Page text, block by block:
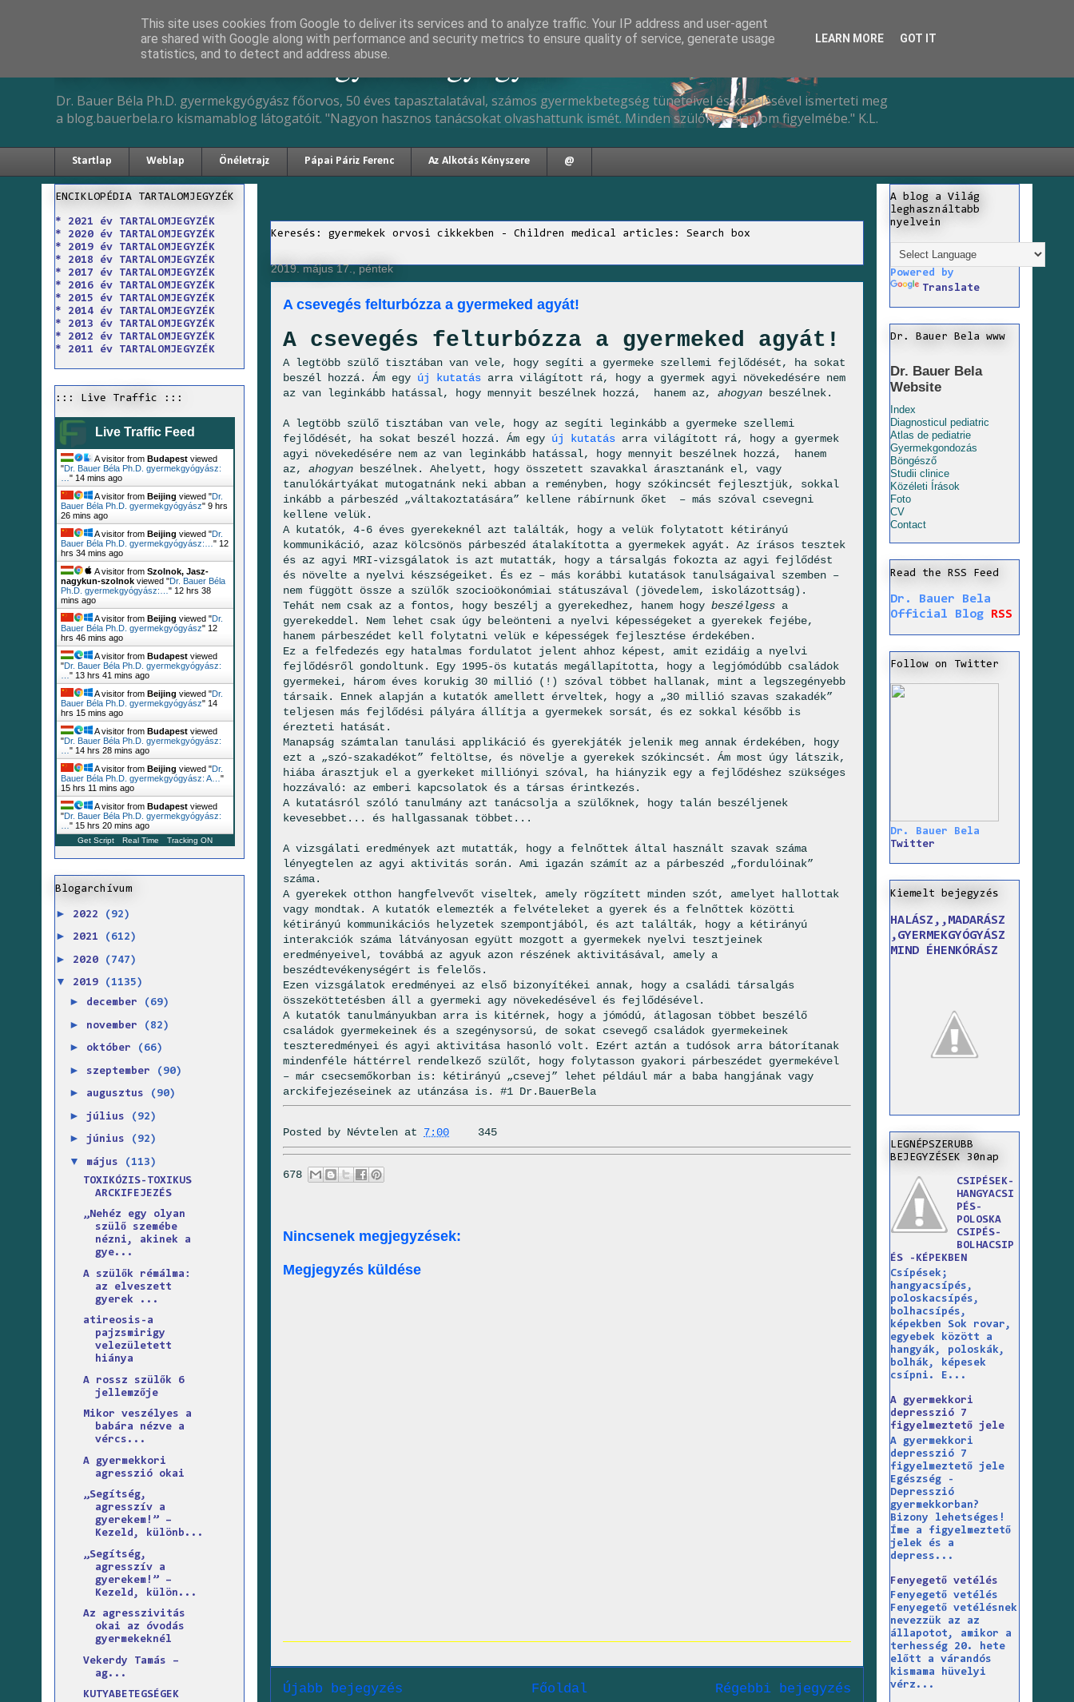
Dr. Bauer Béla Ph.D. gyermekgyógyász
Dr. Bauer Béla Ph.D. gyermekgyógyász főorvos, 50 éves tapasztalatával, számos gyermekbetegség tüneteivel és kezelésével ismerteti meg
a blog.bauerbela.ro kismamablog látogatóit. "Nagyon hasznos tanácsokat olvashattunk ismét. Minden szülőnek ajánlom figyelmébe." K.L.
Startlap Weblap Önéletrajz Pápai Páriz Ferenc Az Alkotás Kényszere @
Keresés: gyermekek orvosi cikkekben - Children medical articles: Search box
2019. május 17., péntek
A csevegés felturbózza a gyermeked agyát!
A csevegés felturbózza a gyermeked agyát!
A legtöbb szülő tisztában van vele, hogy segíti a gyermeke szellemi fejlődését, ha sokat
beszél hozzá. Ám egy új kutatás arra világított rá, hogy a gyermek agyi növekedésére nem
az van leginkább hatással, hogy mennyit beszélnek hozzá, hanem az, ahogyan beszélnek.
A legtöbb szülő tisztában van vele, hogy az segíti leginkább a gyermeke szellemi
fejlődését, ha sokat beszél hozzá. Ám egy új kutatás arra világított rá, hogy a gyermek
agyi növekedésére nem az van leginkább hatással, hogy mennyit beszélnek hozzá, hanem
az, ahogyan
beszélnek. Ahelyett, hogy összetett szavakkal árasztanánk el, vagy
tanulókártyákat mutogatnánk neki abban a reményben, hogy szókincsét fejlesztjük, sokkal
inkább a párbeszéd „váltakoztatására” kellene rábírnunk őket – más szóval csevegni
kellene velük.
A kutatók, 4-6 éves gyerekeknél azt találták, hogy a velük folytatott kétirányú
kommunikáció, azaz kölcsönös párbeszéd átalakította a gyermekek agyát. Az írásos tesztek
és az agyi MRI-vizsgálatok is azt mutatták, hogy a társalgás fokozta az agyi fejlődést
és növelte a nyelvi készségeiket. És ez – más korábbi kutatások tanulságaival szemben –
nem függött össze a szülők szocioökonómiai státuszával (jövedelem, iskolázottság).
Tehát nem csak az a fontos, hogy beszélj a gyerekedhez, hanem hogy beszélgess a
gyerekeddel. Nem lehet csak úgy beleönteni a nyelvi képességeket a gyerekek fejébe,
hanem párbeszédet kell folytatni velük e képességek fejlesztése érdekében.
Ez a felfedezés egy hatalmas fordulatot jelent ahhoz képest, amit ezidáig a nyelvi
fejlődésről gondoltunk. Egy 1995-ös kutatás megállapította, hogy a legjómódúbb családok
gyermekei, három éves korukig 30 millió (!) szóval többet hallanak, mint a legszegényebb
társaik. Ennek alapján a kutatók amellett érveltek, hogy a „30 millió szavas szakadék”
teljesen más fejlődési pályára állítja a gyermekek sorsát, és ez sokkal később is
érezteti hatását.
Manapság számtalan tanulási applikáció és gyerekjáték jelenik meg annak érdekében, hogy
ezt a „szó-szakadékot” feltöltse, és növelje a gyerekek szókincsét. Ám most úgy látszik,
hiába árasztjuk el a gyerkeket milliónyi szóval, ha hiányzik egy a fejlődéshez szükséges
hozzávaló: az emberi kapcsolatok és a társas érintkezés.
A kutatásról szóló tanulmány azt tanácsolja a szülőknek, hogy talán beszéljenek
kevesebbet... és hallgassanak többet...
A vizsgálati eredmények azt mutatták, hogy a felnőttek által használt szavak száma
lényegtelen az agyi aktivitás során. Ami igazán számít az a párbeszéd „fordulóinak”
száma.
A gyerekek otthon hangfelvevőt viseltek, amely rögzített minden szót, amelyet hallottak
vagy mondtak. A kutatók elemezték a felvételeket a gyerek és a felnőttek közötti
kétirányú kommunikációs helyzetek szempontjából, és azt találták, hogy a kétirányú
interakciók száma látványosan együtt mozgott a gyermekek nyelvi tesztjeinek
eredményeivel, továbbá az agyuk azon részének aktivitásával, amely a
beszédtevékenységért is felelős.
Ezen vizsgálatok eredményei az első bizonyítékei annak, hogy a családi társalgás
összeköttetésben áll a gyermeki agy növekedésével és fejlődésével.
A kutatók tanulmányukban arra is kitérnek, hogy a jómódú, átlagosan többet beszélő
családok gyermekeinek és a szegénysorsú, de sokat csevegő családok gyermekeinek
teszteredményei és agyi aktivitása hasonló volt. Ezért aztán a tudósok arra bátorítanak
mindenféle háttérrel rendelkező szülőt, hogy folytasson gyakori párbeszédet gyermekével
– már csecsemőkorban is: kétirányú „csevej” lehet például már a baba hangjának vagy
arckifejezéseinek az utánzása is. #1 Dr.BauerBela
Posted by Névtelen at 7:00 345
678
Nincsenek megjegyzések:
Megjegyzés küldése
Újabb bejegyzés Régebbi bejegyzés
Főoldal
ENCIKLOPÉDIA TARTALOMJEGYZÉK
* 2021 év TARTALOMJEGYZÉK
* 2020 év TARTALOMJEGYZÉK
* 2019 év TARTALOMJEGYZÉK
* 2018 év TARTALOMJEGYZÉK
* 2017 év TARTALOMJEGYZÉK
* 2016 év TARTALOMJEGYZÉK
* 2015 év TARTALOMJEGYZÉK
* 2014 év TARTALOMJEGYZÉK
* 2013 év TARTALOMJEGYZÉK
* 2012 év TARTALOMJEGYZÉK
* 2011 év TARTALOMJEGYZÉK
::: Live Traffic :::
Live Traffic Feed
A visitor from Budapest viewed
"Dr. Bauer Béla Ph.D. gyermekgyógyász:
" 14 mins ago
A visitor from Beijing viewed "Dr.
Bauer Béla Ph.D. gyermekgyógyász" 9 hrs
26 mins ago
A visitor from Beijing viewed "Dr.
Bauer Béla Ph.D. gyermekgyógyász:… " 12
hrs 34 mins ago
A visitor from Szolnok, Jasz-
nagykun-szolnok viewed "Dr. Bauer Béla
Ph.D. gyermekgyógyász:… " 12 hrs 38
mins ago
A visitor from Beijing viewed "Dr.
Bauer Béla Ph.D. gyermekgyógyász" 12
hrs 46 mins ago
A visitor from Budapest viewed
"Dr. Bauer Béla Ph.D. gyermekgyógyász:
" 13 hrs 41 mins ago
A visitor from Beijing viewed "Dr.
Bauer Béla Ph.D. gyermekgyógyász" 14
hrs 15 mins ago
A visitor from Budapest viewed
"Dr. Bauer Béla Ph.D. gyermekgyógyász:
" 14 hrs 28 mins ago
A visitor from Beijing viewed "Dr.
Bauer Béla Ph.D. gyermekgyógyász: A… "
15 hrs 11 mins ago
A visitor from Budapest viewed
"Dr. Bauer Béla Ph.D. gyermekgyógyász:
" 15 hrs 20 mins ago
Get Script Real Time Tracking ON
Blogarchívum
► 2022 (92)
► 2021 (612)
► 2020 (747)
▼ 2019 (1135)
► december (69)
► november (82)
► október (66)
► szeptember (90)
► augusztus (90)
► július (92)
► június (92)
▼ május
(113)
TOXIKÓZIS-TOXIKUS
ARCKIFEJEZÉS
„Nehéz egy olyan
szülő szemébe
nézni, akinek a
gye...
A szülők rémálma:
az elveszett
gyerek ...
atireosis-a
pajzsmirigy
velezületett
hiánya
A rossz szülők 6
jellemzője
Mikor veszélyes a
babára nézve a
vércs...
A gyermekkori
agresszió okai
„Segítség,
agresszív a
gyerekem!” –
Kezeld, különb...
„Segítség,
agresszív a
gyerekem!” –
Kezeld, külön...
Az agresszivitás
okai az óvodás
gyermekeknél
Vekerdy Tamás –
ag...
KUTYABETEGSÉGEK
A blog a Világ
leghasználtabb
nyelvein
Powered by
Translate
Dr. Bauer Bela www
Dr. Bauer Bela
Website
Index
Diagnosticul pediatric
Atlas de pediatrie
Gyermekgondozás
Böngésző
Studii clinice
Közéleti Írások
Foto
CV
Contact
Read the RSS Feed
Dr. Bauer Bela
Official Blog
RSS
Follow on Twitter
Dr. Bauer Bela
Twitter
Kiemelt bejegyzés
HALÁSZ,,MADARÁSZ
,GYERMEKGYÓGYÁSZ
MIND ÉHENKÓRÁSZ
LEGNÉPSZERUBB
BEJEGYZÉSEK 30nap
CSIPÉSEK-
HANGYACSI
PÉS-
POLOSKA
CSIPÉS-
BOLHACSIP
ÉS -KÉPEKBEN
Csípések;
hangyacsípés,
poloskacsípés,
bolhacsípés,
képekben Sok rovar,
egyebek között a
hangyák, poloskák,
bolhák, képesek
csípni. E...
A gyermekkori
depresszió 7
figyelmeztető jele
A gyermekkori
depresszió 7
figyelmeztető jele
Egészség -
Depresszió
gyermekkorban?
Bizony lehetséges!
Íme a figyelmeztető
jelek és a
depress...
Fenyegető vetélés
Fenyegető vetélés
Fenyegető vetélésnek
nevezzük az az
állapotot, amikor a
terhesség 20. hete
előtt a várandós
kismama hüvelyi
vérz...
This site uses cookies from Google to deliver its services and to analyze traffic. Your IP address and user-agent
are shared with Google along with performance and security metrics to ensure quality of service, generate usage
statistics, and to detect and address abuse.
LEARN MORE GOT IT